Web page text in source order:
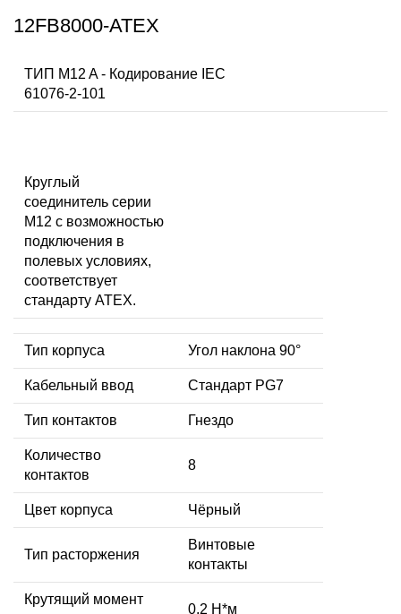
12FB8000-ATEX
ТИП M12 A - Кодирование IEC
61076-2-101
Круглый
соединитель серии
M12 с возможностью
подключения в
полевых условиях,
соответствует
стандарту ATEX.
Тип корпуса Угол наклона 90°
Кабельный ввод Стандарт PG7
Тип контактов Гнездо
Количество
контактов
8
Цвет корпуса Чёрный
Тип расторжения
Винтовые
контакты
Крутящий момент
0,2 Н*м